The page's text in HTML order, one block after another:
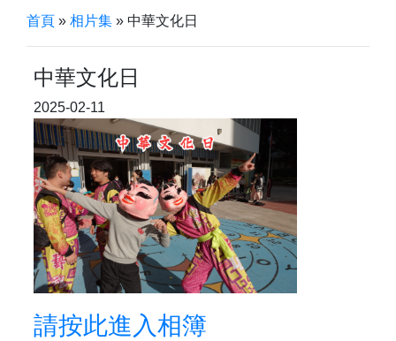
首頁 » 相片集 » 中華文化日
中華文化日
2025-02-11
請按此進入相簿